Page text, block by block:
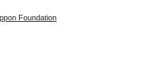
Foundation